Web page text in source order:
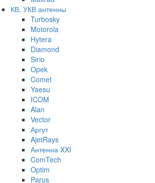
КВ, УКВ антенны
Turbosky
Motorola
Hytera
Diamond
Sirio
Opek
Comet
Yaesu
ICOM
Alan
Vector
Аргут
AjetRays
Антенна XXI
ComTech
Optim
Parus